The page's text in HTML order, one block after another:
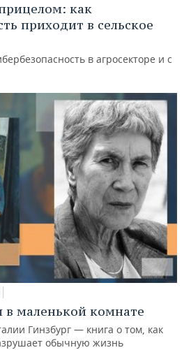
как
приходит в сельское
в агросекторе и с
в маленькой комнате
Гинзбург — книга о том, как
обычную жизнь